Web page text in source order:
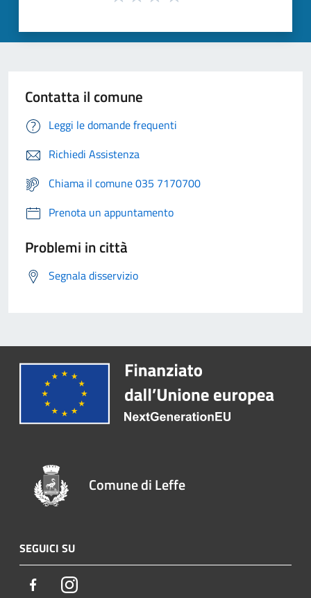
Contatta il comune
Leggi le domande frequenti
Richiedi Assistenza
Chiama il comune 035 7170700
Prenota un appuntamento
Problemi in città
Segnala disservizio
Comune di Leffe
SEGUICI SU
FacebookInstagram